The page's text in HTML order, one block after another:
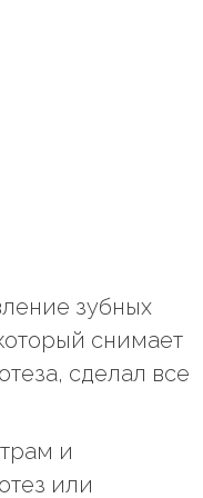
зубных
снимает
сделал все
и
или